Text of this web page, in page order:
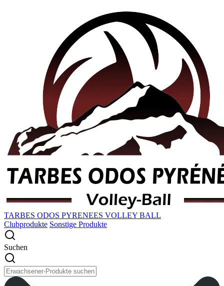
TARBES ODOS PYRENEES VOLLEY BALL
Clubprodukte Sonstige Produkte
Suchen